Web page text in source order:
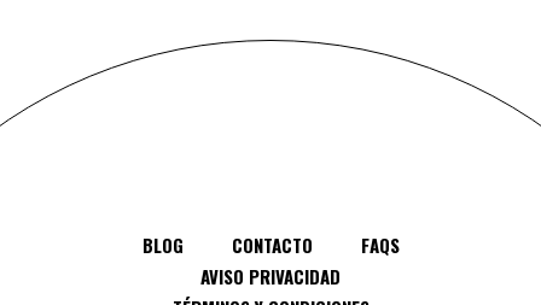
BLOG CONTACTO
FAQS
AVISO PRIVACIDAD